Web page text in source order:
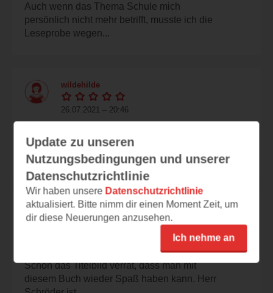
Auch wenn das Thema Schule mich
persönlich nicht mehr betrifft, musste ich die
Leseprobe wegen...
wildehilde
26.07.2021 – 20:46
Oh je, wenn das die Zukunft der Schule, des
Unterrichtens ist...na dann gute Nacht :) Ein...
tigermaus
Schon das Titelbild verrät, dass man mit
diesem Buch wieder Spaß haben kann. Herr
Update zu unseren
Nutzungsbedingungen und unserer
Datenschutzrichtlinie
Wir haben unsere Datenschutzrichtlinie
aktualisiert. Bitte nimm dir einen Moment Zeit, um
dir diese Neuerungen anzusehen.
Ich nehme an